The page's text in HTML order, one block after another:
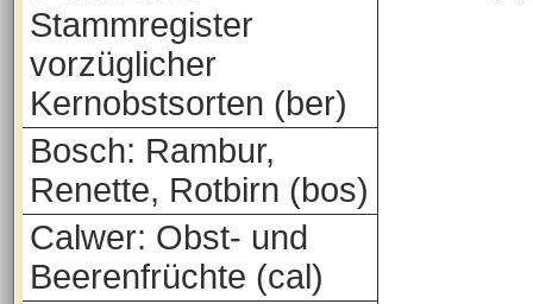
Stammregister
vorzüglicher
Kernobstsorten (ber)
Bosch: Rambur,
Renette, Rotbirn (bos)
Calwer: Obst- und
Beerenfrüchte (cal)